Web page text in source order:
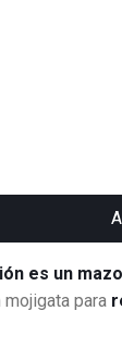
es un
para